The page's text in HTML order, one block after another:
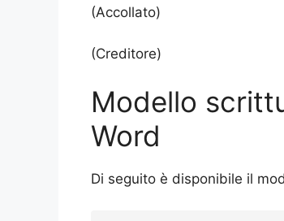
(Accollato)
(Creditore)
Modello
Word
Di seguito è disponibile il